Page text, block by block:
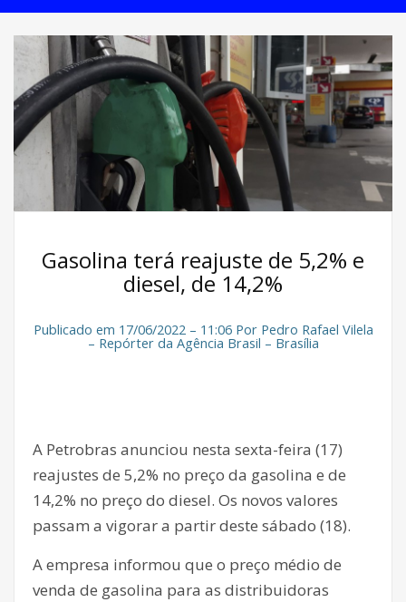
Gasolina terá reajuste de 5,2% e
diesel, de 14,2%
Publicado em 17/06/2022 – 11:06 Por Pedro Rafael Vilela
– Repórter da Agência Brasil – Brasília
A Petrobras anunciou nesta sexta-feira (17)
reajustes de 5,2% no preço da gasolina e de
14,2% no preço do diesel. Os novos valores
passam a vigorar a partir deste sábado (18).
A empresa informou que o preço médio de
venda de gasolina para as distribuidoras